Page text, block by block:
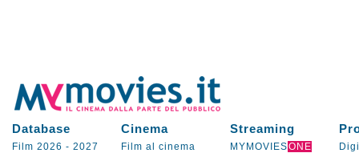
Database Cinema Streaming
Film 2026 - 2027 Film al cinema MYMOVIESONE